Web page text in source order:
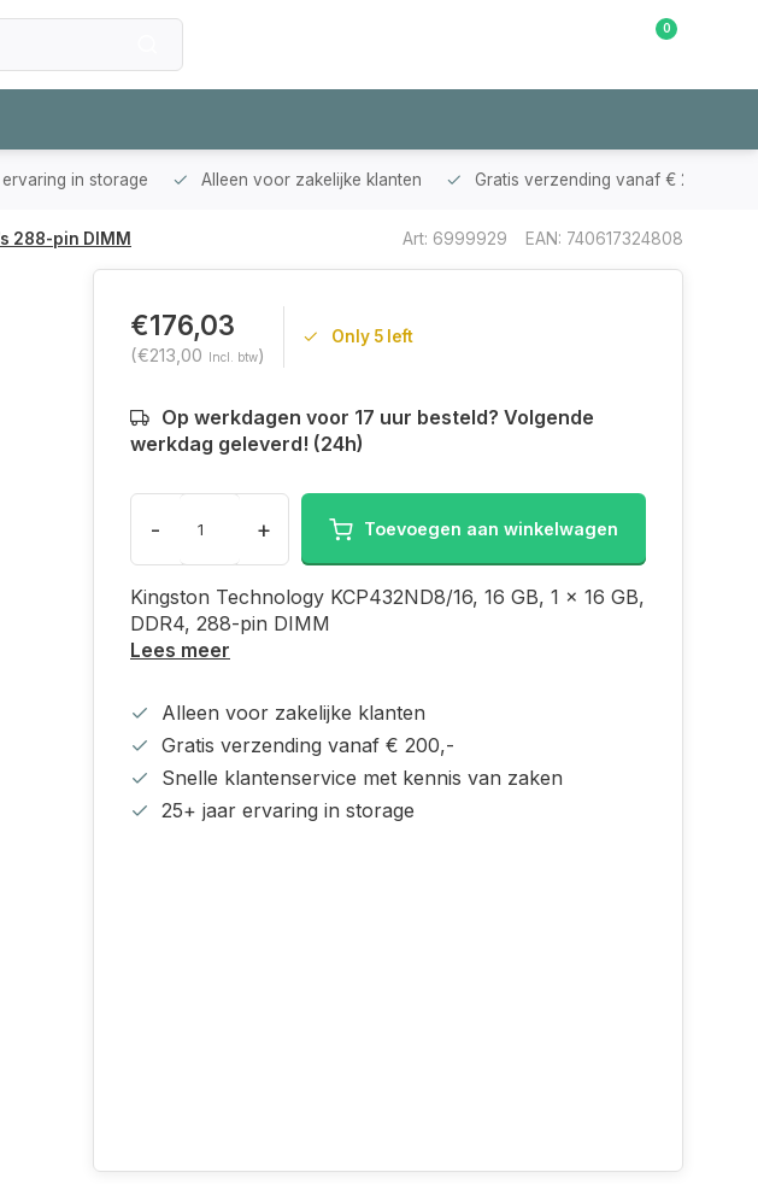
0
in storage Alleen voor zakelijke klanten Gratis verzending vanaf € 200,-
288-pin DIMM Art: 6999929 EAN: 740617324808
€176,03
(€213,00 Incl. btw)
Only 5 left
Op werkdagen voor 17 uur besteld? Volgende
werkdag geleverd! (24h)
- + Toevoegen aan winkelwagen
Kingston Technology KCP432ND8/16, 16 GB, 1 x 16 GB,
DDR4, 288-pin DIMM
Lees meer
Alleen voor zakelijke klanten
Gratis verzending vanaf € 200,-
Snelle klantenservice met kennis van zaken
25+ jaar ervaring in storage